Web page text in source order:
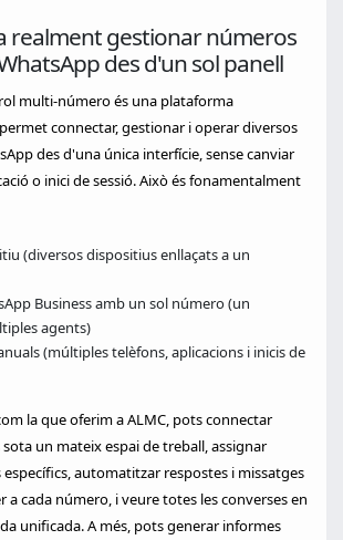
realment gestionar números
des d'un sol panell
multi-número és una plataforma
connectar, gestionar i operar diversos
des d'una única interfície, sense canviar
o inici de sessió. Això és fonamentalment
(diversos dispositius enllaçats a un
Business amb un sol número (un
agents)
(múltiples telèfons, aplicacions i inicis de
la que oferim a ALMC, pots connectar
sota un mateix espai de treball, assignar
automatitzar respostes i missatges
a cada número, i veure totes les converses en
unificada. A més, pots generar informes